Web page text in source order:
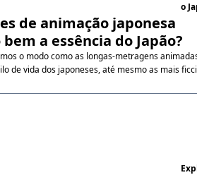
o
de animação japonesa
a essência do Japão?
o modo como as longas-metragens
de vida dos japoneses, até mesmo as mais